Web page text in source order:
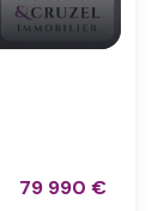
79 990 €